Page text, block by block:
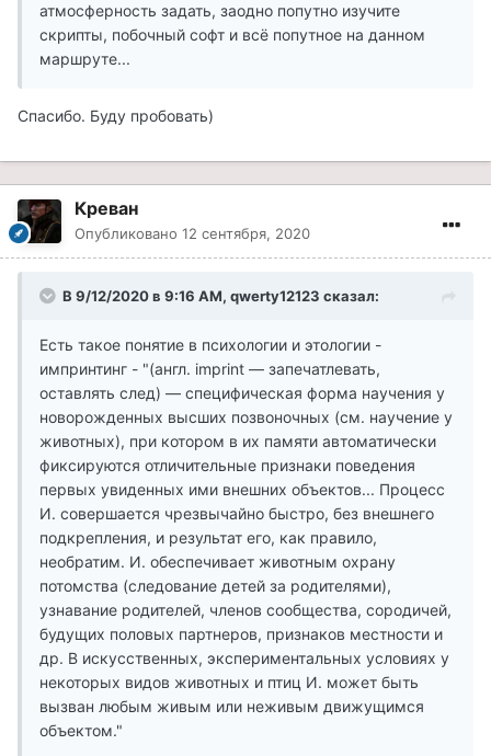
атмосферность задать, заодно попутно изучите
скрипты, побочный софт и всё попутное на данном
маршруте...
Спасибо. Буду пробовать)
Креван
Опубликовано 12 сентября, 2020
В 9/12/2020 в 9:16 AM, qwerty12123 сказал:
Есть такое понятие в психологии и этологии -
импринтинг - "(англ. imprint — запечатлевать,
оставлять след) — специфическая форма научения у
новорожденных высших позвоночных (см. научение у
животных), при котором в их памяти автоматически
фиксируются отличительные признаки поведения
первых увиденных ими внешних объектов... Процесс
И. совершается чрезвычайно быстро, без внешнего
подкрепления, и результат его, как правило,
необратим. И. обеспечивает животным охрану
потомства (следование детей за родителями),
узнавание родителей, членов сообщества, сородичей,
будущих половых партнеров, признаков местности и
др. В искусственных, экспериментальных условиях у
некоторых видов животных и птиц И. может быть
вызван любым живым или неживым движущимся
объектом."